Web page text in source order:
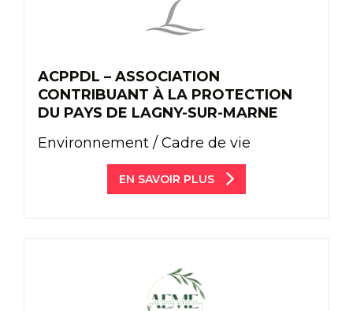
ACPPDL – ASSOCIATION
CONTRIBUANT À LA PROTECTION
DU PAYS DE LAGNY-SUR-MARNE
Environnement / Cadre de vie
EN SAVOIR PLUS